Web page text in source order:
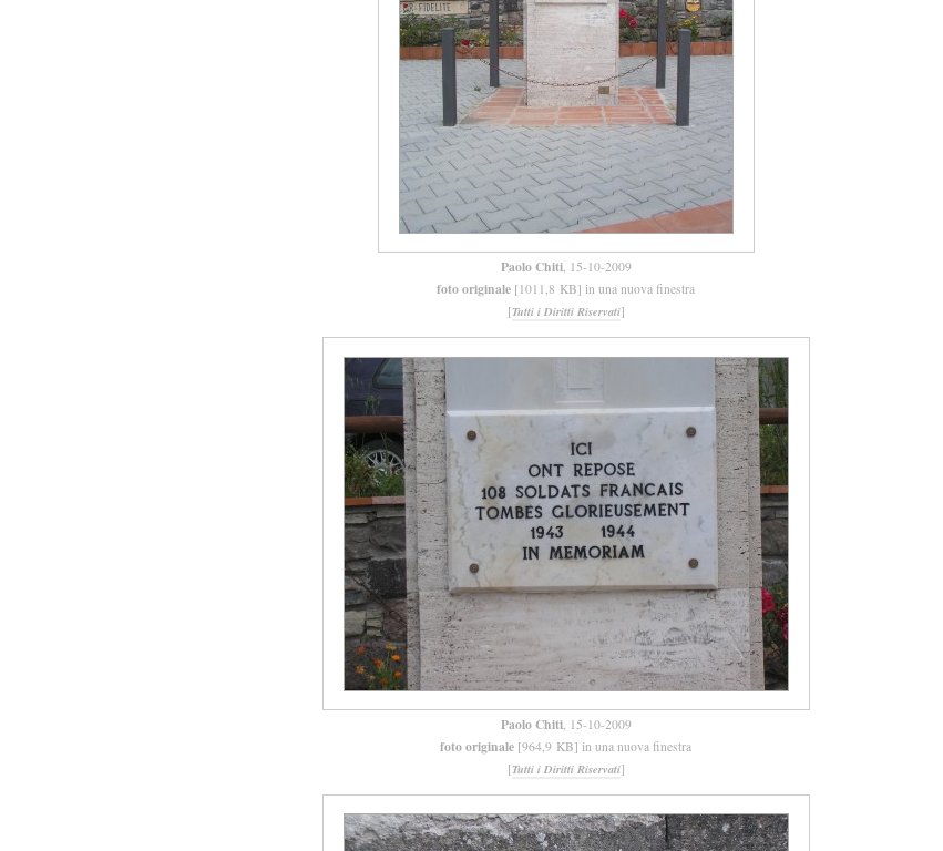
Paolo Chiti, 15-10-2009
foto originale [1011,8 KB] in una nuova finestra
[Tutti i Diritti Riservati]
Paolo Chiti, 15-10-2009
foto originale [964,9 KB] in una nuova finestra
[Tutti i Diritti Riservati]